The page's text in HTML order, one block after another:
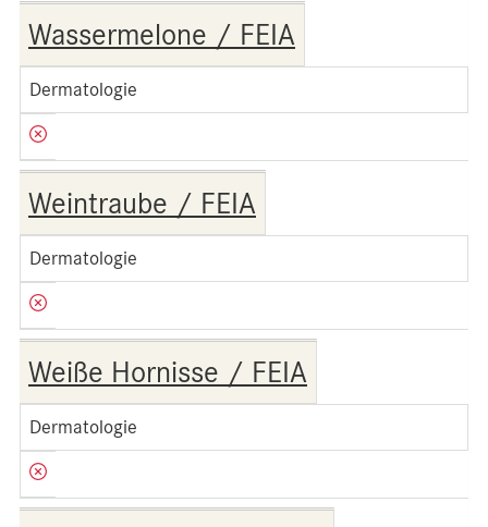
Wassermelone / FEIA
Dermatologie
Weintraube / FEIA
Dermatologie
Weiße Hornisse / FEIA
Dermatologie